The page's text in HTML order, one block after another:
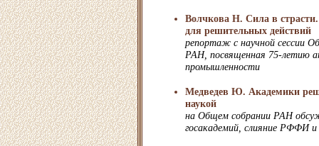
Волчкова Н. Сила в
для решительных действий
репортаж с научной сессии
РАН, посвященная 75-летию
промышленности
Медведев Ю. Академики
наукой
на Общем собрании РАН
госакадемий, слияние РФФИ